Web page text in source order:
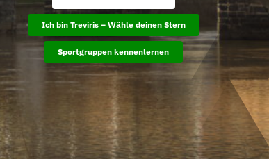
Ich bin Treviris – Wähle deinen Stern
Sportgruppen kennenlernen